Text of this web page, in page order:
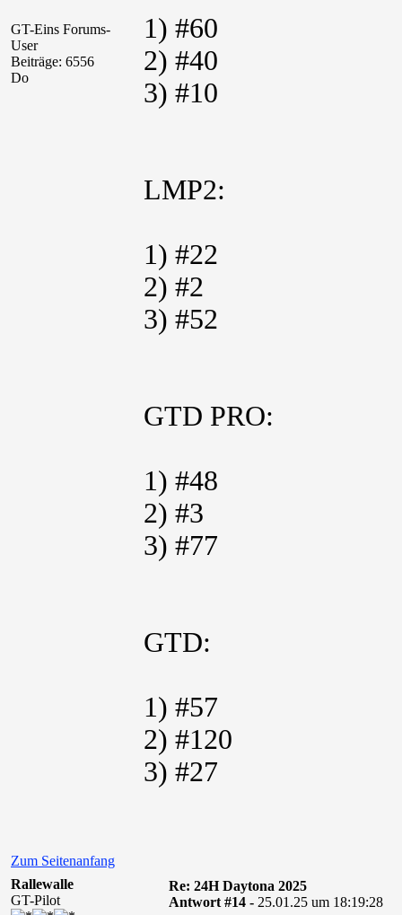
GT-Eins Forums-
User
Beiträge: 6556
Do
1) #60
2) #40
3) #10
LMP2:
1) #22
2) #2
3) #52
GTD PRO:
1) #48
2) #3
3) #77
GTD:
1) #57
2) #120
3) #27
Zum Seitenanfang
Rallewalle
GT-Pilot
Re: 24H Daytona 2025
Antwort #14 - 25.01.25 um 18:19:28